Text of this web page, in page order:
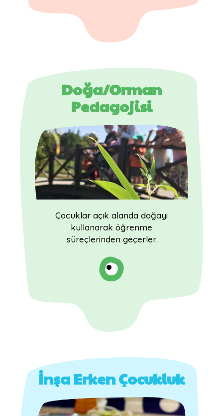
Doğa/Orman
Pedagojisi
Çocuklar açık alanda doğayı
kullanarak öğrenme
süreçlerinden geçerler.
İnşa Erken Çocukluk